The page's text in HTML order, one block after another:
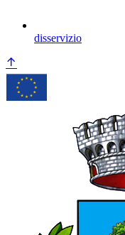
disservizio